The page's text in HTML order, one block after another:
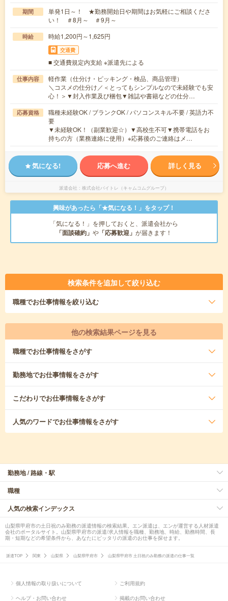
期間
単発1日～！ ★勤務開始日や期間はお気軽にご相談くださ
い！ ＃8月～ ＃9月～
時給 時給1,200円～1,625円
交通費
■ 交通費規定内支給 ※派遣先による
仕事内容
軽作業（仕分け・ピッキング・検品、商品管理）
＼コスメの仕分け／＜とってもシンプルなので未経験でも安
心！＞▼封入作業及び梱包▼雑誌や書籍などの仕分…
応募資格
職種未経験OK / ブランクOK / パソコンスキル不要 / 英語力不
要
▼未経験OK！（副業歓迎☆）▼高校生不可▼携帯電話をお
持ちの方（業務連絡に使用）※応募後のご連絡はメ…
気になる! 応募へ進む 詳しく見る
派遣会社 株式会社バイトレ（キャムコムグループ）
興味があったら「★気になる！」をタップ！
「気になる！」を押しておくと、派遣会社から
「面談確約」 や 「応募歓迎」 が届きます！
検索条件を追加して絞り込む
職種でお仕事情報を絞り込む
他の検索結果ページを見る
職種でお仕事情報をさがす
勤務地でお仕事情報をさがす
こだわりでお仕事情報をさがす
人気のワードでお仕事情報をさがす
勤務地 / 路線・駅
職種
人気の検索インデックス
山梨県甲府市の土日祝のみ勤務の派遣情報の検索結果。エン派遣は、エンが運営する人材派遣
会社のポータルサイト。山梨県甲府市の派遣/求人情報を職種、勤務地、時給、勤務時間、長
期・短期などの希望条件から、あなたにピッタリの派遣のお仕事を探せます。
派遣TOP 関東 山梨県 山梨県甲府市 山梨県甲府市 土日祝のみ勤務の派遣の仕事一覧
個人情報の取り扱いについて ご利用規約
ヘルプ・お問い合わせ 掲載のお問い合わせ